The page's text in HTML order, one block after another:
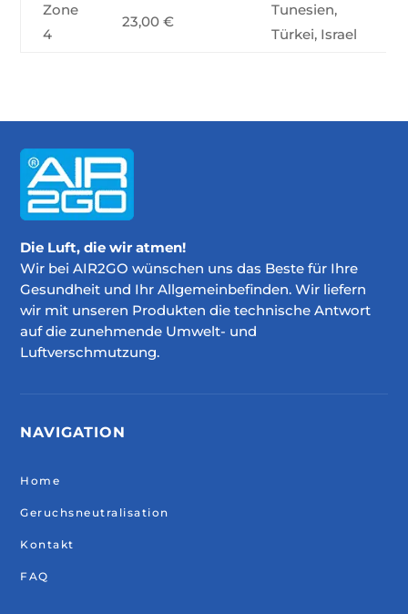
Zone
4
23,00 €
Tunesien,
Türkei, Israel
Die Luft, die wir atmen!
Wir bei AIR2GO wünschen uns das Beste für Ihre
Gesundheit und Ihr Allgemeinbefinden. Wir liefern
wir mit unseren Produkten die technische Antwort
auf die zunehmende Umwelt- und
Luftverschmutzung.
NAVIGATION
Home
Geruchsneutralisation
Kontakt
FAQ